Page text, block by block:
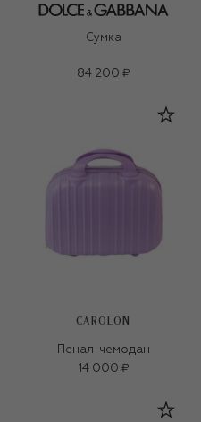
Сумка
84 200 ₽
CAROLON
Пенал-чемодан
14 000 ₽